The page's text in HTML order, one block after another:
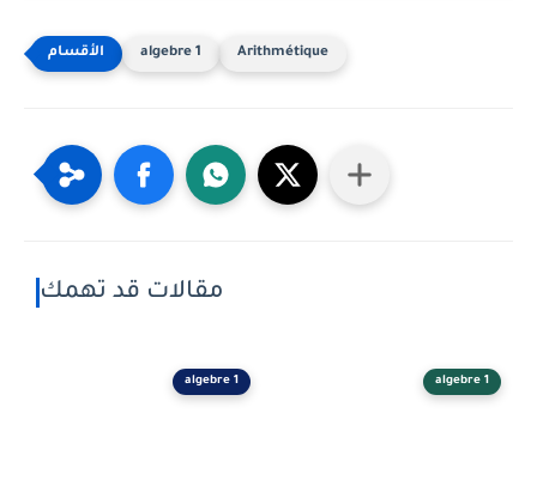
algebre 1 Arithmétique
مقالات قد تهمك
algebre 1 algebre 1